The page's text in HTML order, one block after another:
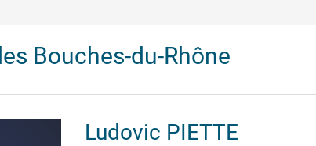
Bouches-du-Rhône
Ludovic PIETTE